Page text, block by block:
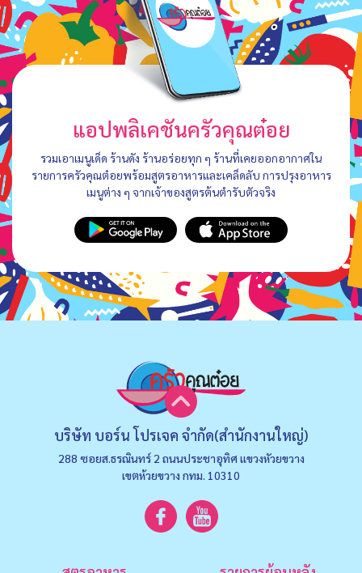
แอปพลิเคชันครัวคุณต๋อย
รวมเอาเมนูเด็ด ร้านดัง ร้านอร่อยทุก ๆ ร้านที่เคยออกอากาศใน
รายการครัวคุณต๋อยพร้อมสูตรอาหารและเคล็ดลับ การปรุงอาหาร
เมนูต่าง ๆ จากเจ้าของสูตรต้นตำรับตัวจริง
บริษัท บอร์น โปรเจค จำกัด(สำนักงานใหญ่)
288 ซอยส.ธรณินทร์ 2 ถนนประชาอุทิศ แขวงหัวยขวาง
เขตห้วยขวาง กทม. 10310